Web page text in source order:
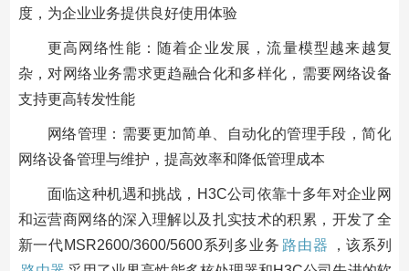
度，为企业业务提供良好使用体验
更高网络性能：随着企业发展，流量模型越来越复
杂，对网络业务需求更趋融合化和多样化，需要网络设备
支持更高转发性能
网络管理：需要更加简单、自动化的管理手段，简化
网络设备管理与维护，提高效率和降低管理成本
面临这种机遇和挑战，H3C公司依靠十多年对企业网
和运营商网络的深入理解以及扎实技术的积累，开发了全
新一代MSR2600/3600/5600系列多业务 路由器
，该系列